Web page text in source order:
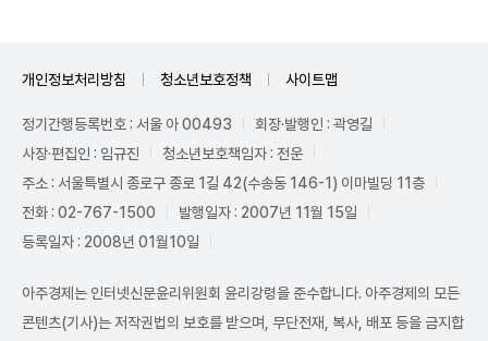
개인정보처리방침 청소년보호정책 사이트맵
정기간행등록번호 : 서울 아 00493
회장·발행인 : 곽영길
사장·편집인 : 임규진
청소년보호책임자 : 전운
주소 : 서울특별시 종로구 종로 1길 42(수송동 146-1) 이마빌딩 11층
전화 : 02-767-1500
발행일자 : 2007년 11월 15일
등록일자 : 2008년 01월10일
아주경제는 인터넷신문윤리위원회 윤리강령을 준수합니다. 아주경제의 모든
콘텐츠(기사)는 저작권법의 보호를 받으며, 무단전재, 복사, 배포 등을 금지합